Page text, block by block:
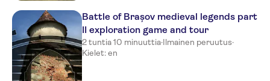
Aro Palace Complex
Citrin Hotel
Ambient Pension
Battle of Brașov medieval legends part
II exploration game and tour
2 tuntia 10 minuuttia·Ilmainen peruutus·
Kielet: en